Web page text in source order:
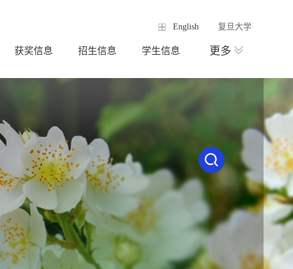
English 复旦大学
获奖信息 招生信息 学生信息 更多